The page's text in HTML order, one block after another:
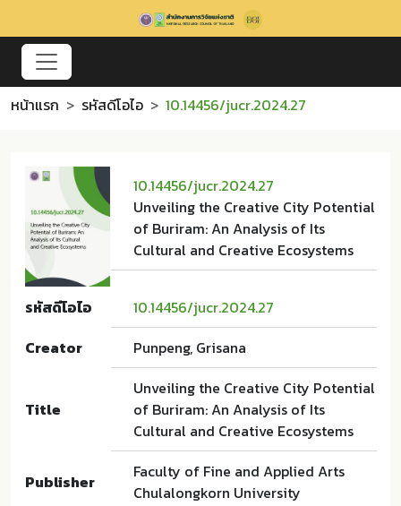
หน้าแรก รหัสดีโอไอ 10.14456/jucr.2024.27
10.14456/jucr.2024.27
Unveiling the Creative City Potential
of Buriram: An Analysis of Its
Cultural and Creative Ecosystems
รหัสดีโอไอ
10.14456/jucr.2024.27
Creator
Punpeng, Grisana
Title
Unveiling the Creative City Potential
of Buriram: An Analysis of Its
Cultural and Creative Ecosystems
Publisher
Faculty of Fine and Applied Arts
Chulalongkorn University